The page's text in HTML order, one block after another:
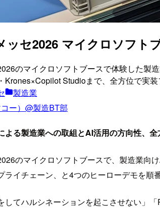
ッセ2026 マイクロソフ
のマイクロソフトブースで体験した製
Krones×Copilot Studioまで、全方位で実
製造業
ー）@製造BT部
よる製造業への取組とAI活用の方向性、全
のマイクロソフトブースで、製造業向
ライチェーン、と4つのヒーローデモを順
してハルシネーションを起こさせない」